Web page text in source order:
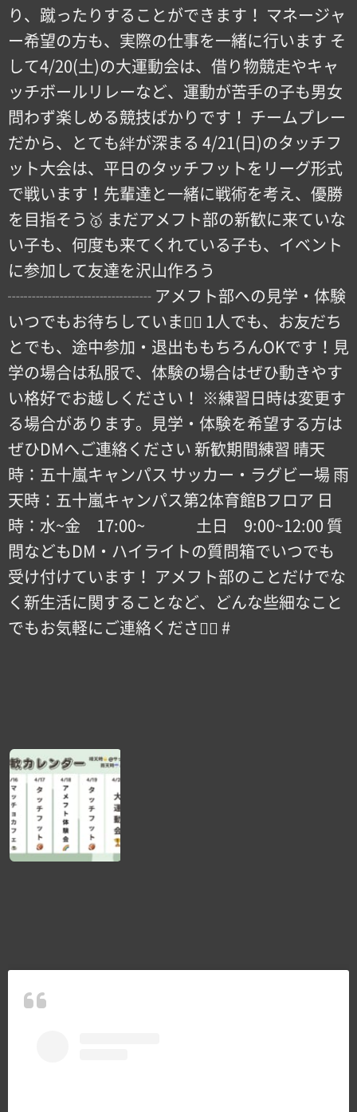
り、蹴ったりすることができます！ マネージャ
ー希望の方も、実際の仕事を一緒に行います そ
して4/20(土)の大運動会は、借り物競走やキャ
ッチボールリレーなど、運動が苦手の子も男女
問わず楽しめる競技ばかりです！ チームプレー
だから、とても絆が深まる 4/21(日)のタッチフ
ット大会は、平日のタッチフットをリーグ形式
で戦います！先輩達と一緒に戦術を考え、優勝
を目指そう🥇 まだアメフト部の新歓に来ていな
い子も、何度も来てくれている子も、イベント
に参加して友達を沢山作ろう
┈┈┈┈┈┈┈┈┈ アメフト部への見学・体験
いつでもお待ちしています🏻 1人でも、お友だち
とでも、途中参加・退出ももちろんOKです！見
学の場合は私服で、体験の場合はぜひ動きやす
い格好でお越しください！ ※練習日時は変更す
る場合があります。見学・体験を希望する方は
ぜひDMへご連絡ください 新歓期間練習 晴天
時：五十嵐キャンパス サッカー・ラグビー場 雨
天時：五十嵐キャンパス第2体育館Bフロア 日
時：水~金 17:00~ 土日 9:00~12:00 質
問などもDM・ハイライトの質問箱でいつでも
受け付けています！ アメフト部のことだけでな
く新生活に関することなど、どんな些細なこと
でもお気軽にご連絡ください🏻 #